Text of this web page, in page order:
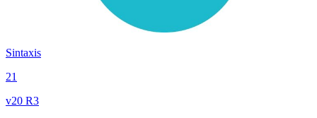
Sintaxis
21
v20 R3